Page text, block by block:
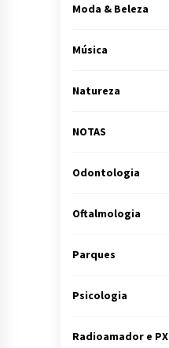
Moda & Beleza
Música
Natureza
NOTAS
Odontologia
Oftalmologia
Parques
Psicologia
Radioamador e PX